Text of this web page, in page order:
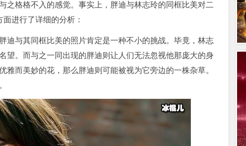
之格格不入的感觉。事实上，胖迪与林志玲的同框比美对二
进行了详细的分析：
迪与其同框比美的照片肯定是一种不小的挑战。毕竟，林志
望。而与之一同出现的胖迪则让人们无法忽视他那庞大的身
而美妙的花，那么胖迪则可能被视为它旁边的一株杂草。